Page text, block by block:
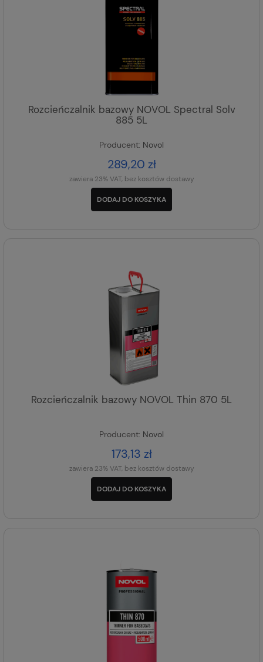
Rozcieńczalnik bazowy NOVOL Spectral Solv
885 5L
Producent: Novol
289,20 zł
zawiera 23% VAT, bez kosztów dostawy
DODAJ DO KOSZYKA
Rozcieńczalnik bazowy NOVOL Thin 870 5L
Producent: Novol
173,13 zł
zawiera 23% VAT, bez kosztów dostawy
DODAJ DO KOSZYKA